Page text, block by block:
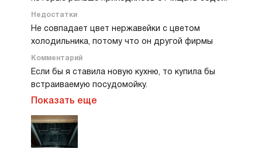
складываю. Иногда предварительное
ополаскивание подключаю. Очень чистая и
сухая посуда после всей мойки. Приятно брать
в руки. Очень пригодилась во все наши большие
много посуды, разбилось много пока дети были
маленькие, да так и не подкупили. В обычное
время ставлю на экономичную мойку.
Торопиться некуда, а электроэнергии берет
Недостатки
Не совпадает цвет нержавейки с цветом
холодильника, потому что он другой фирмы
Комментарий
Если бы я ставила новую кухню, то купила бы
встраиваемую посудомойку.
Показать еще